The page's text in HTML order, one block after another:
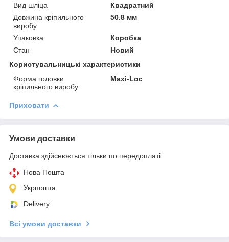
Вид шліца
Квадратний
Довжина кріпильного
виробу
50.8 мм
Упаковка
Коробка
Стан
Новий
Користувальницькі характеристики
Форма головки
кріпильного виробу
Maxi-Loc
Приховати
Умови доставки
Доставка здійснюється тільки по передоплаті.
Нова Пошта
Укрпошта
Delivery
Всі умови доставки